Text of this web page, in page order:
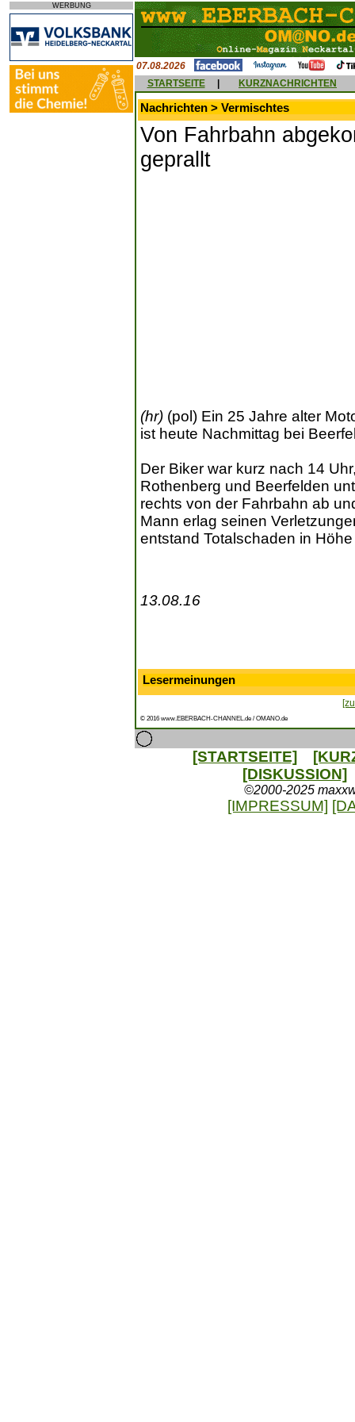
WERBUNG
07.08.2026
STARTSEITE
KURZNACHRICHTEN
Nachrichten > Vermischtes
Von Fahrbahn
geprallt
(hr) (pol) Ein 25 Jahre alter
ist heute Nachmittag bei
Der Biker war kurz nach 14
Rothenberg und Beerfelden
rechts von der Fahrbahn ab
Mann erlag seinen
entstand Totalschaden in
13.08.16
Lesermeinungen
© 2016 www.EBERBACH-CHANNEL.de / OMANO.de
[STARTSEITE]
[DISKUSSION]
©2000-2025
[IMPRESSUM]